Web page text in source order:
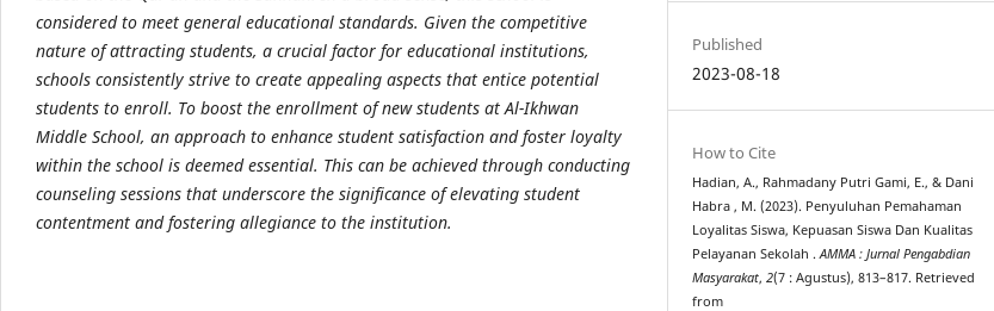
considered to meet general educational standards. Given the competitive
nature of attracting students, a crucial factor for educational institutions,
schools consistently strive to create appealing aspects that entice potential
students to enroll. To boost the enrollment of new students at Al-Ikhwan
Middle School, an approach to enhance student satisfaction and foster loyalty
within the school is deemed essential. This can be achieved through conducting
counseling sessions that underscore the significance of elevating student
contentment and fostering allegiance to the institution.
Published
2023-08-18
How to Cite
Hadian, A., Rahmadany Putri Gami, E., & Dani
Habra , M. (2023). Penyuluhan Pemahaman
Loyalitas Siswa, Kepuasan Siswa Dan Kualitas
Pelayanan Sekolah .AMMA : Jurnal Pengabdian
Masyarakat,2(7 : Agustus), 813–817. Retrieved
from